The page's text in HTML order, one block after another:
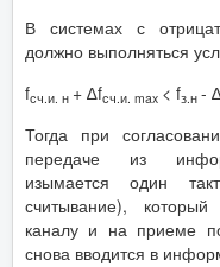
В системах с
должно выполняться
fсч.и. н + ∆fсч.и. max < fз.н -
Тогда при
передаче из
изымается один
считывание),
каналу и на приеме
снова вводится в